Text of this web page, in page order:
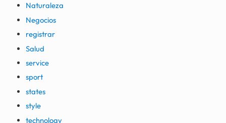
Naturaleza
Negocios
registrar
Salud
service
sport
states
style
technology